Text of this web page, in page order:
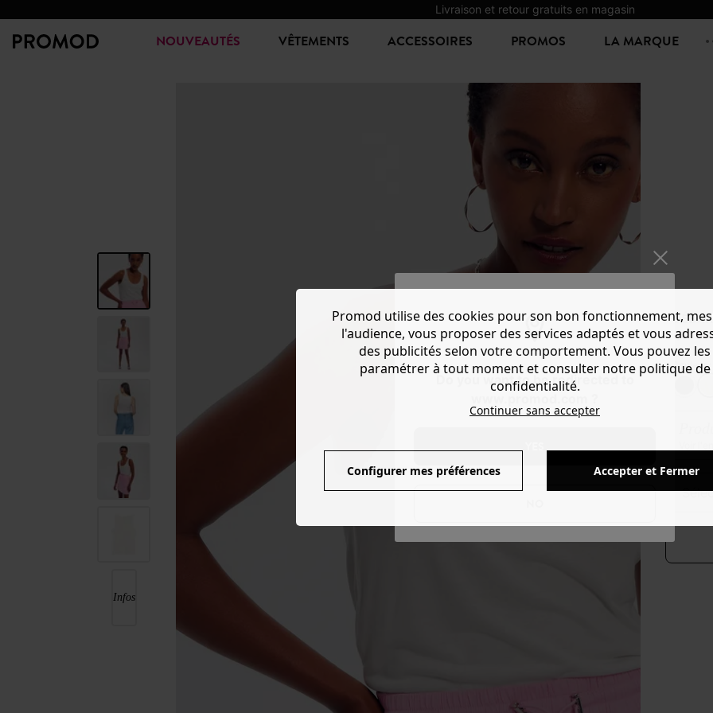
Livraison et retour gratuits en magasin
Do you want to be redirected to
NOUVEAUTÉS VÊTEMENTS ACCESSOIRES PROMOS LA MARQUE
Infos
3,00 €
Couleur :
Voir
Promod utilise des cookies pour son bon fonctionnement,
l'audience, vous proposer des services adaptés et vous
des publicités selon votre comportement. Vous pouvez les
paramétrer à tout moment et consulter notre politique de
confidentialité.
Continuer sans accepter
Configurer mes préférences Accepter et Fermer